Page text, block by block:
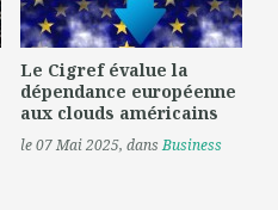
Le Cigref évalue la
dépendance européenne
aux clouds américains
le 07 Mai 2025, dansBusiness